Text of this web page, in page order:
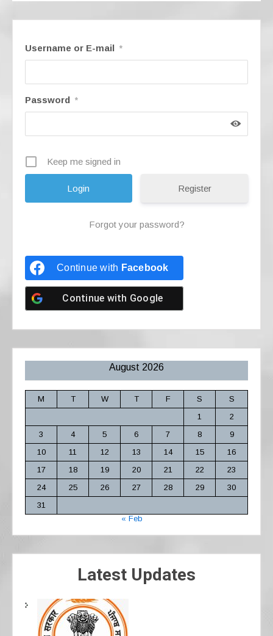
k
Username or E-mail *
Password *
Keep me signed in
Register
Forgot your password?
Continue with Facebook
Continue with Google
August 2026
M T W T F S
S
1
2
3
4 5 6 7 8
9
10
11 12 13 14 15
16
17
18 19 20 21 22
23
24
25 26 27 28 29
30
31
« Feb
Latest Updates